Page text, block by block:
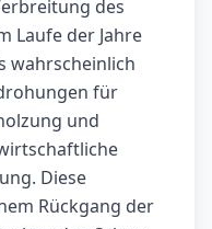
des
Laufe der Jahre
wahrscheinlich
für
und
Diese
Rückgang der